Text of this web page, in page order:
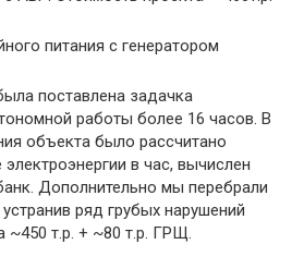
питания с генератором
поставлена задачка
работы более 16 часов. В
объекта было рассчитано
в час, вычислен
Дополнительно мы перебрали
ряд грубых нарушений
т.р. + ~80 т.р. ГРЩ.